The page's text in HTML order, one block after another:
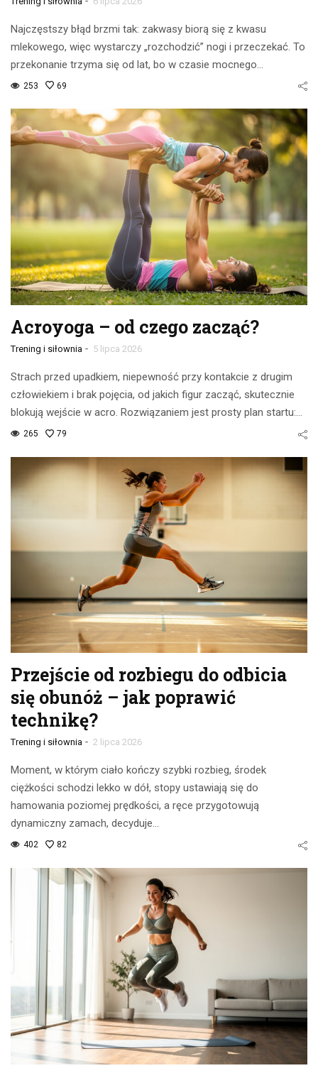
Najczęstszy błąd brzmi tak: zakwasy biorą się z kwasu
mlekowego, więc wystarczy „rozchodzić” nogi i przeczekać. To
przekonanie trzyma się od lat, bo w czasie mocnego…
253 69
Acroyoga – od czego zacząć?
Trening i siłownia - 5 lipca 2026
Strach przed upadkiem, niepewność przy kontakcie z drugim
człowiekiem i brak pojęcia, od jakich figur zacząć, skutecznie
blokują wejście w acro. Rozwiązaniem jest prosty plan startu:…
265 79
Przejście od rozbiegu do odbicia
się obunóż – jak poprawić
technikę?
Trening i siłownia - 2 lipca 2026
Moment, w którym ciało kończy szybki rozbieg, środek
ciężkości schodzi lekko w dół, stopy ustawiają się do
hamowania poziomej prędkości, a ręce przygotowują
dynamiczny zamach, decyduje…
402 82